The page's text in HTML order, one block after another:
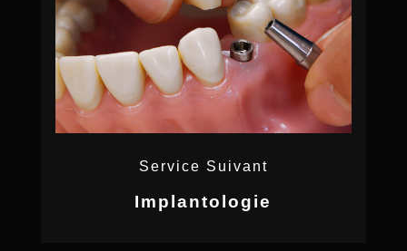
Service Suivant
Implantologie